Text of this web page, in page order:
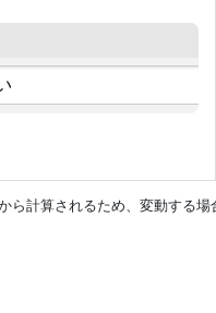
計算されるため、変動する場